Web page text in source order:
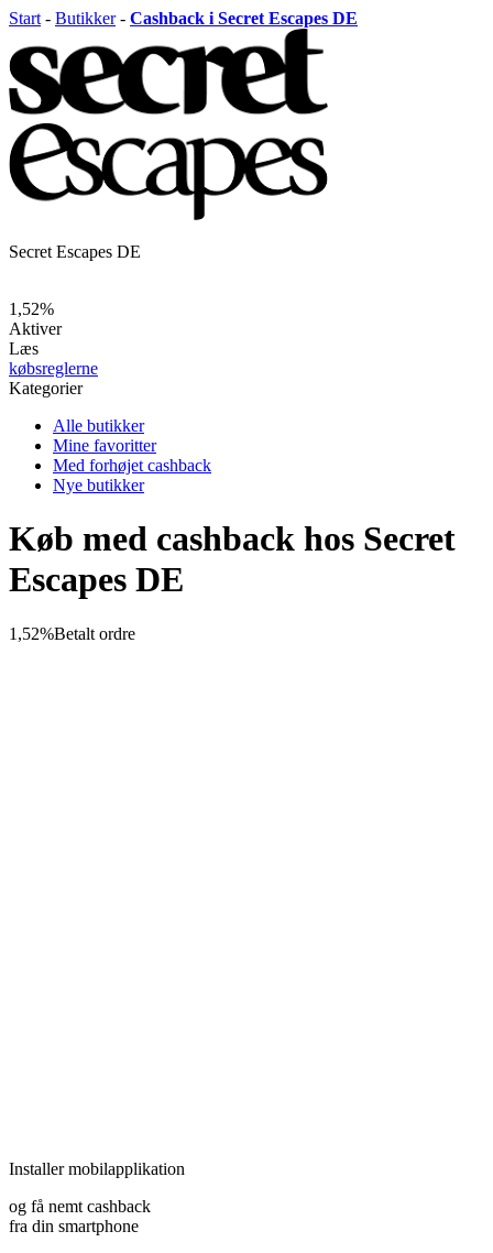
Start - Butikker - Cashback i Secret Escapes DE
Secret Escapes DE
1,52%
Aktiver
Læs
købsreglerne
Kategorier
Alle butikker
Mine favoritter
Med forhøjet cashback
Nye butikker
Køb med cashback hos Secret
Escapes DE
1,52%Betalt ordre
Installer mobilapplikation
og få nemt cashback
fra din smartphone